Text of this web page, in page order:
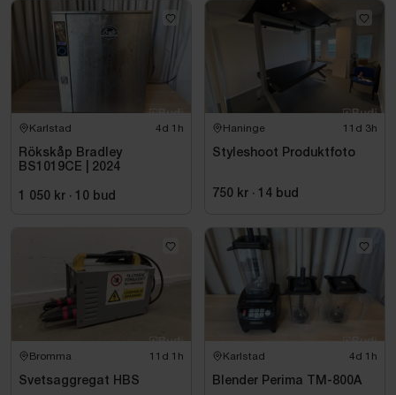
Karlstad 4d 1h
Rökskåp Bradley
BS1019CE | 2024
1 050 kr · 10 bud
Haninge 11d 3h
Styleshoot Produktfoto
750 kr · 14 bud
Bromma 11d 1h
Svetsaggregat HBS
Karlstad 4d 1h
Blender Perima TM-800A